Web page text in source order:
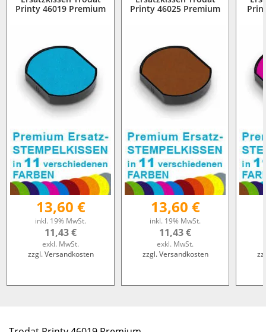
Printy 46019 Premium
13,60 €
inkl. 19% MwSt.
11,43 €
exkl. MwSt.
zzgl. Versandkosten
Printy 46025 Premium
13,60 €
inkl. 19% MwSt.
11,43 €
exkl. MwSt.
zzgl. Versandkosten